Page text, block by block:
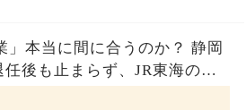
」本当に間に合うのか？ 静岡
後も止まらず、JR東海のず